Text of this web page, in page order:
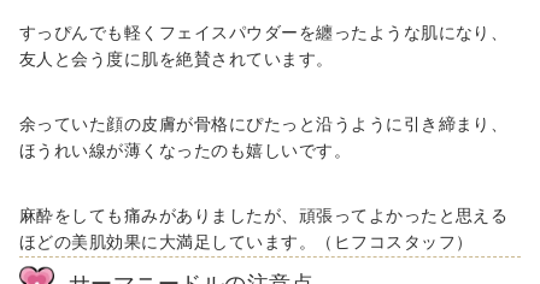
すっぴんでも軽くフェイスパウダーを纏ったような肌になり、
友人と会う度に肌を絶賛されています。
余っていた顔の皮膚が骨格にぴたっと沿うように引き締まり、
ほうれい線が薄くなったのも嬉しいです。
麻酔をしても痛みがありましたが、頑張ってよかったと思える
ほどの美肌効果に大満足しています。（ヒフコスタッフ）